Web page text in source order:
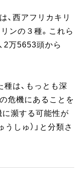
、西アフリカキリ
ンの３種。これら
2万5653頭から
種は、もっとも深
危機にあることを
に瀕する可能性が
うしゅ）」と分類さ